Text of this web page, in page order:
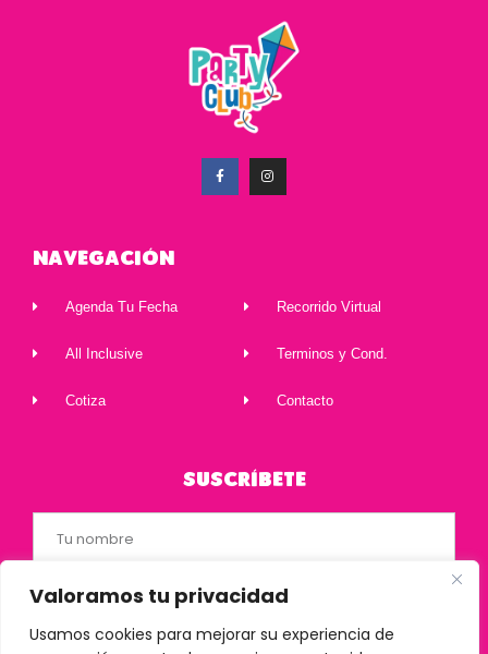
Valoramos tu privacidad
Usamos cookies para mejorar su experiencia de
Navegación
Agenda Tu Fecha
All Inclusive
Cotiza
Recorrido Virtual
Terminos y Cond.
Contacto
Suscríbete